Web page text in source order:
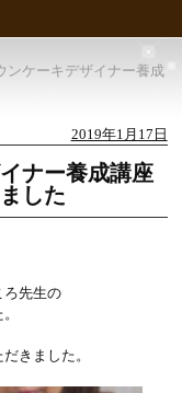
ンケーキデザイナー養成
2019年1月17日
ナー養成講座
した
ろ先生の
きました。